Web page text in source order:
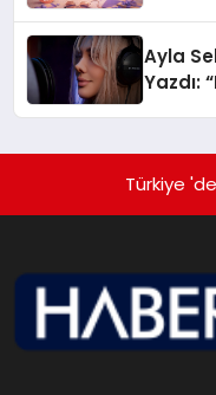
Ayla
Yazdı:
Türkiye